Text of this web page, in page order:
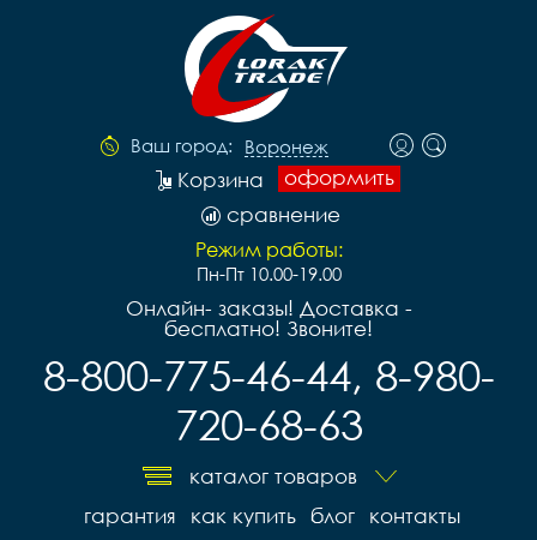
Ваш город: Воронеж
оформить
Корзина
сравнение
Режим работы:
Пн-Пт 10.00-19.00
Онлайн- заказы! Доставка -
бесплатно! Звоните!
8-800-775-46-44, 8-980-
720-68-63
каталог товаров
контакты
блог
как купить
гарантия